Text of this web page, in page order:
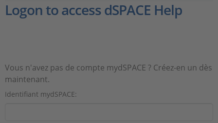
Carrières
Logon to access dSPACE Help
Vous n'avez pas de compte mydSPACE ? Créez-en un dès
maintenant.
Identifiant mydSPACE: